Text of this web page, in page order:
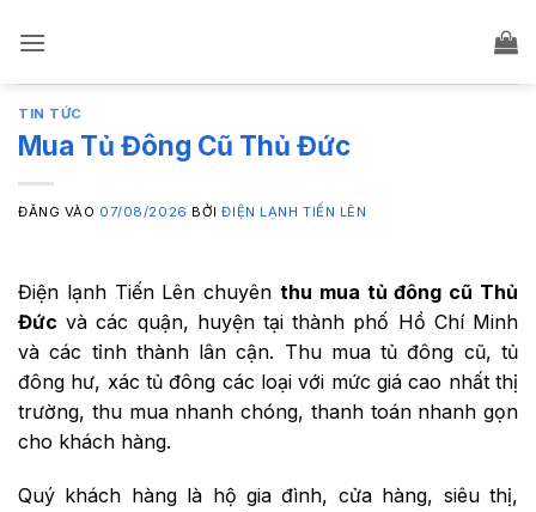
qua
dungTIN TỨC
Mua Tủ Đông Cũ Thủ Đức
ĐĂNG VÀO 07/08/2026 BỞIĐIỆN LẠNH TIẾN LÊN
Điện lạnh Tiến Lên chuyên thu mua tủ đông cũ Thủ
Đức và các quận, huyện tại thành phố Hồ Chí Minh
và các tỉnh thành lân cận. Thu mua tủ đông cũ, tủ
đông hư, xác tủ đông các loại với mức giá cao nhất thị
trường, thu mua nhanh chóng, thanh toán nhanh gọn
cho khách hàng.
Quý khách hàng là hộ gia đình, cửa hàng, siêu thị,